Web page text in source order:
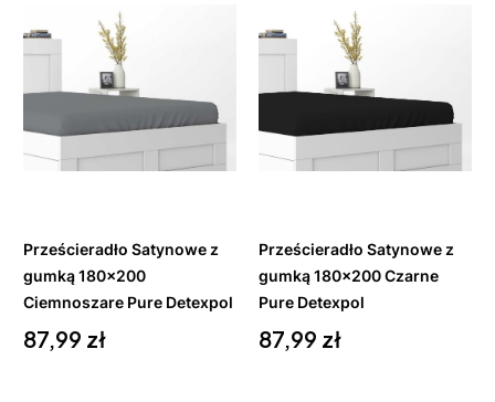
Do
Prześcieradło Satynowe z
gumką 180x200
Ciemnoszare Pure Detexpol
Cena
87,99 zł
Do
Prześcieradło Satynowe z
gumką 180x200 Czarne
Pure Detexpol
Cena
87,99 zł